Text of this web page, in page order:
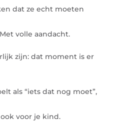
dat ze echt moeten
volle aandacht.
zijn: dat moment is er
als “iets dat nog moet”,
voor je kind.